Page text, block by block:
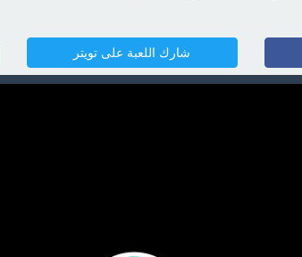
شارك اللعبة على تويتر